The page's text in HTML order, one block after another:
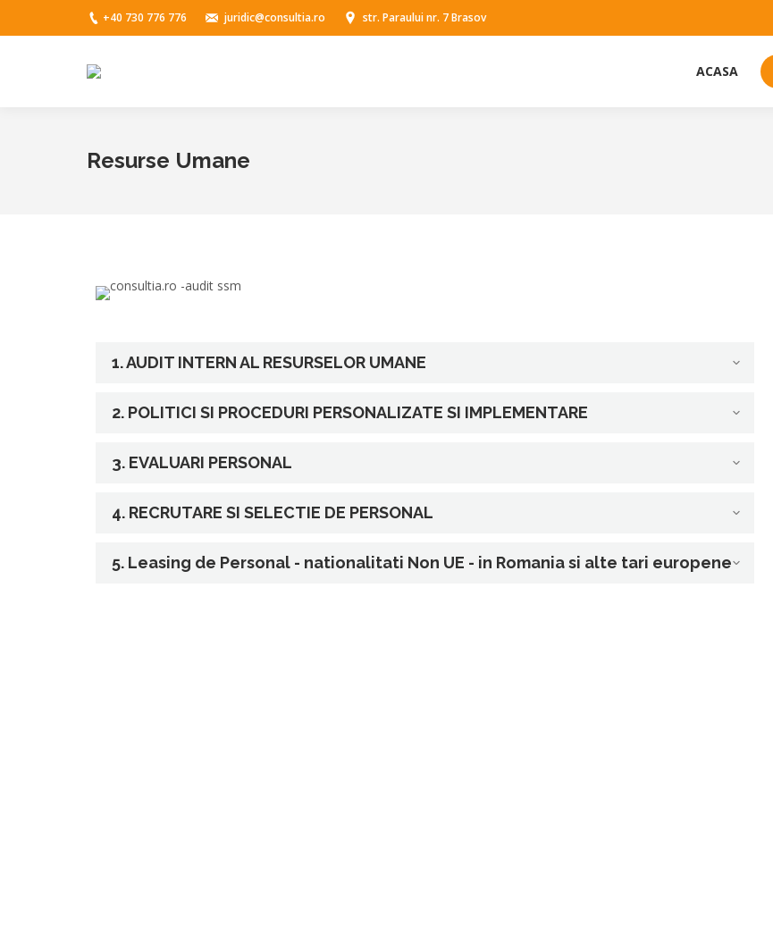
+40 730 776 776 juridic@consultia.ro str. Paraului nr. 7 Brasov
ACASA
Resurse Umane
1. AUDIT INTERN AL RESURSELOR UMANE
2. POLITICI SI PROCEDURI PERSONALIZATE SI IMPLEMENTARE
3. EVALUARI PERSONAL
4. RECRUTARE SI SELECTIE DE PERSONAL
5. Leasing de Personal - nationalitati Non UE - in Romania si alte tari europene